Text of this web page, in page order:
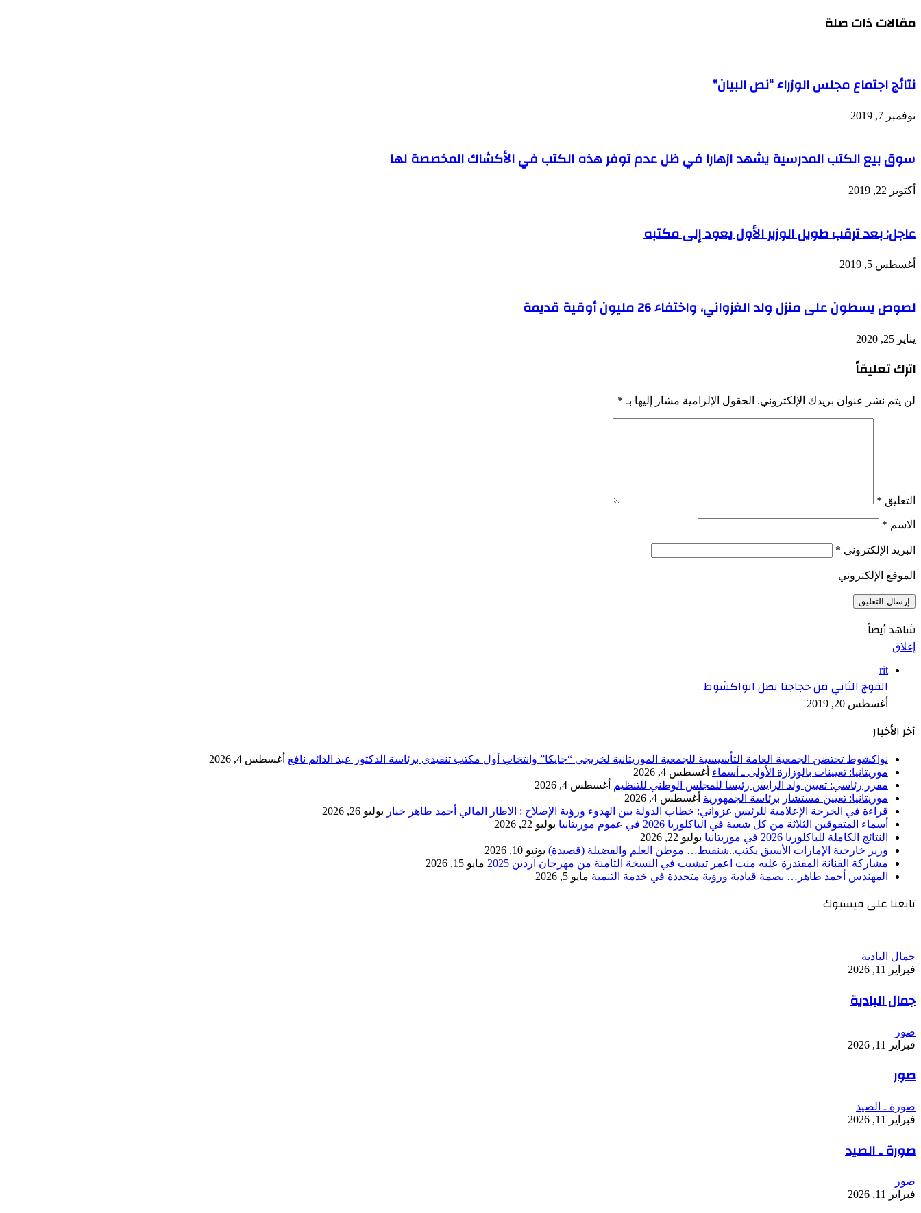
مقالات ذات صلة
نتائج اجتماع مجلس الوزراء “نص البيان”
نوفمبر 7, 2019
سوق بيع الكتب المدرسية يشهد ازهارا في ظل عدم توفر هذه الكتب في الأكشاك المخصصة لها
أكتوبر 22, 2019
عاجل: بعد ترقب طويل الوزير الأول يعود إلى مكتبه
أغسطس 5, 2019
لصوص يسطون على منزل ولد الغزواني، واختفاء 26 مليون أوقية قديمة
يناير 25, 2020
اترك تعليقاً
لن يتم نشر عنوان بريدك الإلكتروني. الحقول الإلزامية مشار إليها بـ *
التعليق *
الاسم *
البريد الإلكتروني *
الموقع الإلكتروني
شاهد أيضاً
إغلاق
rit
الفوج الثاني من حجاجنا يصل انواكشوط
أغسطس 20, 2019
آخر الأخبار
نواكشوط تحتضن الجمعية العامة التأسيسية للجمعية الموريتانية لخريجي “جايكا” وانتخاب أول مكتب تنفيذي برئاسة الدكتور عبد الدائم نافع أغسطس 4, 2026
موريتانيا: تعيينات بالوزارة الأولى ـ أسماء أغسطس 4, 2026
مقرر رئاسي: تعيين ولد الرايس رئيسا للمجلس الوطني للتنظيم أغسطس 4, 2026
موريتانيا: تعيين مستشار برئاسة الجمهورية أغسطس 4, 2026
قراءة في الخرجة الإعلامية للرئيس غزواني: خطاب الدولة بين الهدوء ورؤية الإصلاح : الاطار المالي أحمد طاهر خيار يوليو 26, 2026
أسماء المتفوقين الثلاثة من كل شعبة في الباكلوريا 2026 في عموم موريتانيا
يوليو 22, 2026
النتائج الكاملة للباكلوريا 2026 في موريتانيا
يوليو 22, 2026
وزير خارجية الإمارات الأسبق يكتب..شنقيط… موطن العلم والفضيلة (قصيدة) يونيو 10, 2026
مشاركة الفنانة المقتدرة عليه منت اعمر تيشيت في النسخة الثامنة من مهرجان آردين 2025
مايو 15, 2026
المهندس أحمد طاهر… بصمة قيادية ورؤية متجددة في خدمة التنمية مايو 5, 2026
تابعنا على فيسبوك
جمال البادية
فبراير 11, 2026
جمال البادية
صور
فبراير 11, 2026
صور
صورة ـ الصيد
فبراير 11, 2026
صورة ـ الصيد
صور
فبراير 11, 2026